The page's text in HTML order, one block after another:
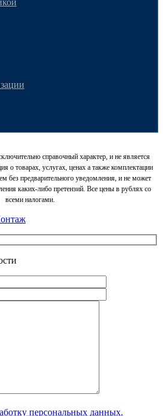
справочный характер, и не является
о товарах, услугах, ценах а также комплектации
без предварительного уведомления, и не может
каких-либо претензий. Все цены в рублях со
всеми налогами.
персональных данных.